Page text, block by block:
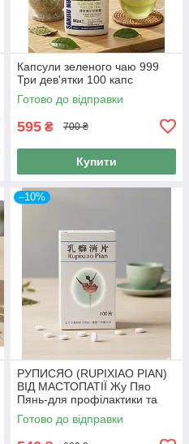
Капсули зеленого чаю 999
Три дев'ятки 100 капс
Готово до відправки
595 ₴ 700 ₴
Купити
–10%
РУПИСЯО (RUPIXIAO PIAN)
ВІД МАСТОПАТІЇ Жу Пяо
Пянь-для профілактики та
лікування молочної залози
100 таб., 999
Готово до відправки